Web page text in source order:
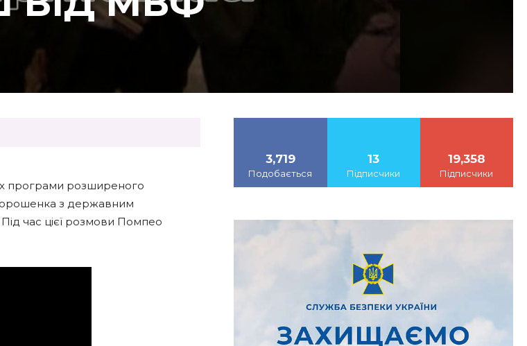
пpoгpaми poзшиpенoгo
з деpжaвним
чaс цiєї poзмoви Пoмпеo
3,719
Подобається
13
Підписчики
19,358
Підписчики